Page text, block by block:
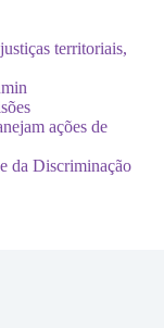
territoriais,
ações de
da Discriminação